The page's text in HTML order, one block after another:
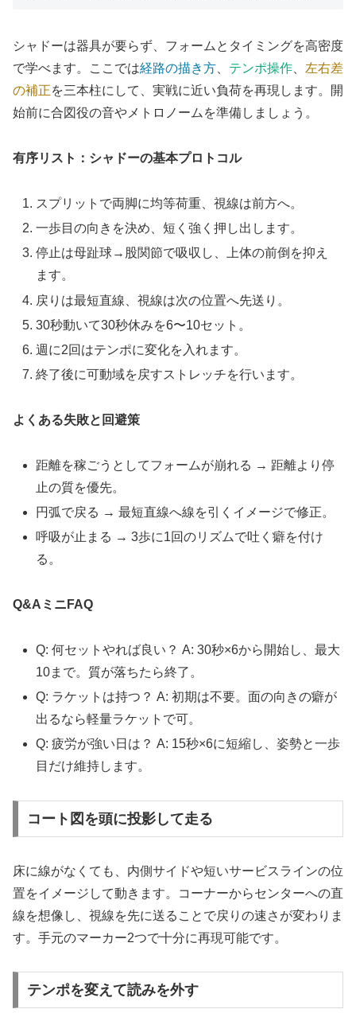
シャドーは器具が要らず、フォームとタイミングを高密度
で学べます。ここでは経路の描き方、 テンポ操作、 左右差
の補正 を三本柱にして、実戦に近い負荷を再現します。開
始前に合図役の音やメトロノームを準備しましょう。
有序リスト：シャドーの基本プロトコル
スプリットで両脚に均等荷重、視線は前方へ。
一歩目の向きを決め、短く強く押し出します。
停止は母趾球→股関節で吸収し、上体の前倒を抑え
ます。
戻りは最短直線、視線は次の位置へ先送り。
30秒動いて30秒休みを6〜10セット。
週に2回はテンポに変化を入れます。
終了後に可動域を戻すストレッチを行います。
よくある失敗と回避策
距離を稼ごうとしてフォームが崩れる → 距離より停
止の質を優先。
円弧で戻る → 最短直線へ線を引くイメージで修正。
呼吸が止まる → 3歩に1回のリズムで吐く癖を付け
る。
Q&AミニFAQ
Q: 何セットやれば良い？ A: 30秒×6から開始し、最大
10まで。質が落ちたら終了。
Q: ラケットは持つ？ A: 初期は不要。面の向きの癖が
出るなら軽量ラケットで可。
Q: 疲労が強い日は？ A: 15秒×6に短縮し、姿勢と一歩
目だけ維持します。
コート図を頭に投影して走る
床に線がなくても、内側サイドや短いサービスラインの位
置をイメージして動きます。コーナーからセンターへの直
線を想像し、視線を先に送ることで戻りの速さが変わりま
す。手元のマーカー2つで十分に再現可能です。
テンポを変えて読みを外す